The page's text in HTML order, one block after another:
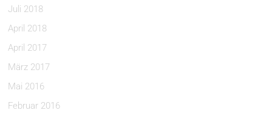
Juli 2018
April 2018
April 2017
März 2017
Mai 2016
Februar 2016